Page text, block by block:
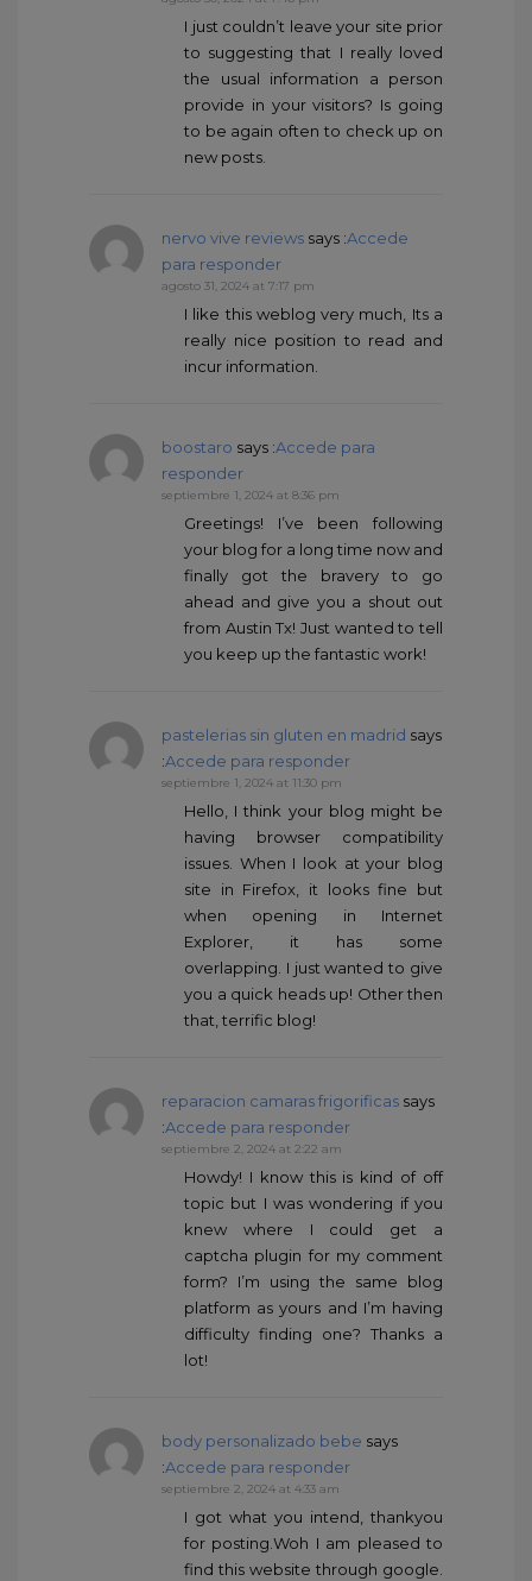
I just couldn’t leave your site prior
to suggesting that I really loved
the usual information a person
provide in your visitors? Is going
to be again often to check up on
new posts.
nervo vive reviews says :Accede
para responder
agosto 31, 2024 at 7:17 pm
I like this weblog very much, Its a
really nice position to read and
incur information.
boostaro says :Accede para
responder
septiembre 1, 2024 at 8:36 pm
Greetings! I’ve been following
your blog for a long time now and
finally got the bravery to go
ahead and give you a shout out
from Austin Tx! Just wanted to tell
you keep up the fantastic work!
pastelerias sin gluten en madrid says
:Accede para responder
septiembre 1, 2024 at 11:30 pm
Hello, I think your blog might be
having browser compatibility
issues. When I look at your blog
site in Firefox, it looks fine but
when opening in Internet
Explorer, it has some
overlapping. I just wanted to give
you a quick heads up! Other then
that, terrific blog!
reparacion camaras frigorificas says
:Accede para responder
septiembre 2, 2024 at 2:22 am
Howdy! I know this is kind of off
topic but I was wondering if you
knew where I could get a
captcha plugin for my comment
form? I’m using the same blog
platform as yours and I’m having
difficulty finding one? Thanks a
lot!
body personalizado bebe says
:Accede para responder
septiembre 2, 2024 at 4:33 am
I got what you intend, thankyou
for posting.Woh I am pleased to
find this website through google.